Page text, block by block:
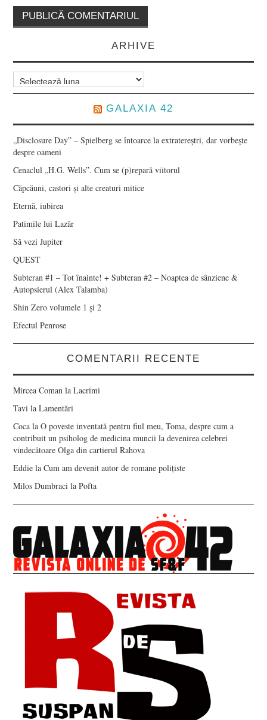
ARHIVE
Arhive
GALAXIA 42
„Disclosure Day” – Spielberg se întoarce la extratereștri, dar vorbește
despre oameni
Cenaclul „H.G. Wells”. Cum se (p)repară viitorul
Căpcăuni, castori și alte creaturi mitice
Eternă, iubirea
Patimile lui Lazăr
Să vezi Jupiter
QUEST
Subteran #1 – Tot înainte! + Subteran #2 – Noaptea de sânziene &
Autopsierul (Alex Talamba)
Shin Zero volumele 1 și 2
Efectul Penrose
COMENTARII RECENTE
Mircea Coman laLacrimi
Tavi laLamentări
Coca laO poveste inventată pentru fiul meu, Toma, despre cum a
contribuit un psiholog de medicina muncii la devenirea celebrei
vindecătoare Olga din cartierul Rahova
Eddie laCum am devenit autor de romane polițiste
Milos Dumbraci laPofta